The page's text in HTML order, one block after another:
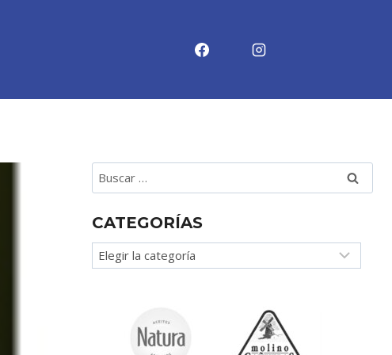
Buscar:
CATEGORÍAS
Categorías